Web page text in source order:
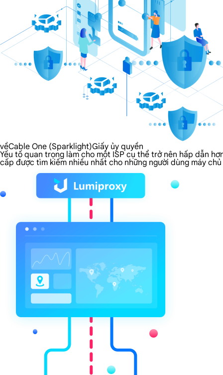
vềCable One (Sparklight)Giấy ủy quyền
Yếu tố quan trọng làm cho một ISP cụ thể trở nên hấp dẫn
cấp được tìm kiếm nhiều nhất cho những người dùng máy